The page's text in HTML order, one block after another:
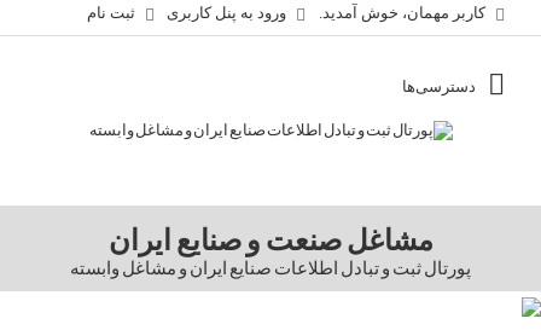
کاربر مهمان، خوش آمدید. ورود به پنل کاربری ثبت نام
مشاغل صنعت و صنایع ایران
پورتال ثبت و تبادل اطلاعات صنایع ایران و مشاغل وابسته